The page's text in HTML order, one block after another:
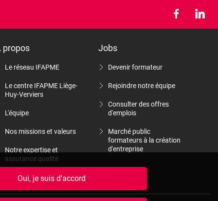
Oui, je suis d'accord
propos
Le réseau IFAPME
Le centre IFAPME Liège-
Huy-Verviers
L'équipe
Nos missions et valeurs
Notre expertise et
assurance qualité
Nos rapports d'activité
Jobs
Devenir formateur
Rejoindre notre équipe
Consulter des offres
d'emplois
Marché public
formateurs à la création
d'entreprise